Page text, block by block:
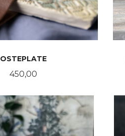
OSTEPLATE
Pris
450,00
KJØP